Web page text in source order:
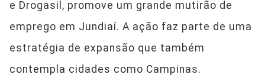
e Drogasil, promove um grande mutirão de
emprego em Jundiaí. A ação faz parte de uma
estratégia de expansão que também
contempla cidades como Campinas.